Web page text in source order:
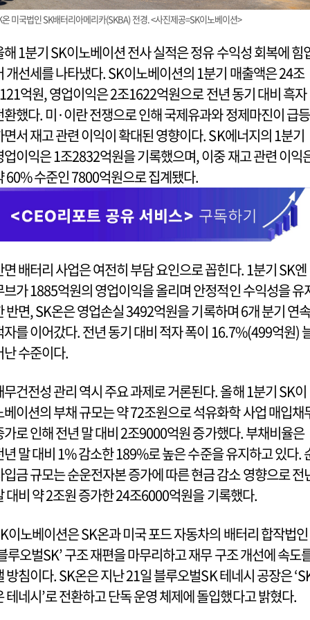
온 미국법인 SK배터리아메리카(SKBA) 전경. <사진제공=SK이노베이션>
해 1분기 SK이노베이션 전사 실적은 정유 수익성 회복에 힘
개선세를 나타냈다. SK이노베이션의 1분기 매출액은 24조
억원, 영업이익은 2조1622억원으로 전년 동기 대비 흑자
환했다. 미·이란 전쟁으로 인해 국제유과와 정제마진이 급등
면서 재고 관련 이익이 확대된 영향이다. SK에너지의 1분기
업이익은 1조2832억원을 기록했으며, 이중 재고 관련 이익
60% 수준인 7800억원으로 집계됐다.
면 배터리 사업은 여전히 부담 요인으로 꼽힌다. 1분기 SK엔
브가 1885억원의 영업이익을 올리며 안정적인 수익성을 유
반면, SK온은 영업손실 3492억원을 기록하며 6개 분기 연속
자를 이어갔다. 전년 동기 대비 적자 폭이 16.7%(499억원)
난 수준이다.
무건전성 관리 역시 주요 과제로 거론된다. 올해 1분기 SK이
베이션의 부채 규모는 약 72조원으로 석유화학 사업 매입채
가로 인해 전년 말 대비 2조9000억원 증가했다. 부채비율은
년 말 대비 1% 감소한 189%로 높은 수준을 유지하고 있다.
입금 규모는 순운전자본 증가에 따른 현금 감소 영향으로 전
대비 약 2조원 증가한 24조6000억원을 기록했다.
이노베이션은 SK온과 미국 포드 자동차의 배터리 합작법인
루오벌SK’ 구조 재편을 마무리하고 재무 구조 개선에 속도
방침이다. SK온은 지난 21일 블루오벌SK 테네시 공장은
테네시’로 전환하고 단독 운영 체제에 돌입했다고 밝혔다.